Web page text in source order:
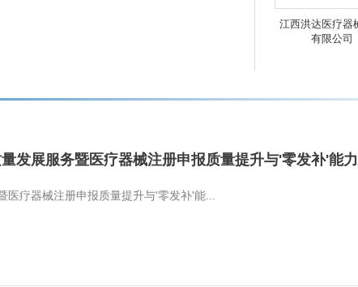
江西洪达医疗器
有限公司
发展服务暨医疗器械注册申报质量提升与'零发补'能
疗器械注册申报质量提升与'零发补'能...